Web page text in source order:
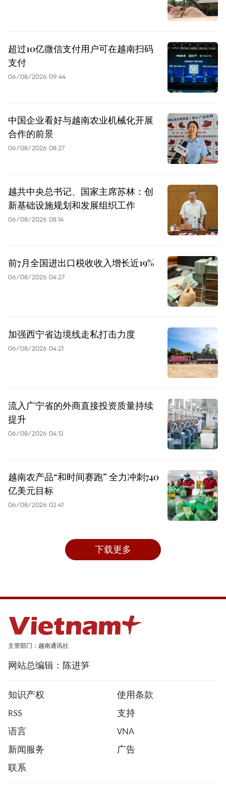
超过10亿微信支付用户可在越南扫码
支付
06/08/2026 09:44
中国企业看好与越南农业机械化开展
合作的前景
06/08/2026 08:27
越共中央总书记、国家主席苏林：创
新基础设施规划和发展组织工作
06/08/2026 08:14
前7月全国进出口税收收入增长近19%
06/08/2026 04:27
加强西宁省边境线走私打击力度
06/08/2026 04:21
流入广宁省的外商直接投资质量持续
提升
06/08/2026 04:13
越南农产品“和时间赛跑” 全力冲刺740
亿美元目标
06/08/2026 02:41
下载更多
主管部门：越南通讯社
网站总编辑：陈进笋
知识产权
使用条款
RSS
支持
语言
VNA
新闻服务
广告
联系